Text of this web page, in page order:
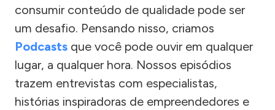
consumir conteúdo de qualidade pode ser
um desafio. Pensando nisso, criamos
Podcasts que você pode ouvir em qualquer
lugar, a qualquer hora. Nossos episódios
trazem entrevistas com especialistas,
histórias inspiradoras de empreendedores e